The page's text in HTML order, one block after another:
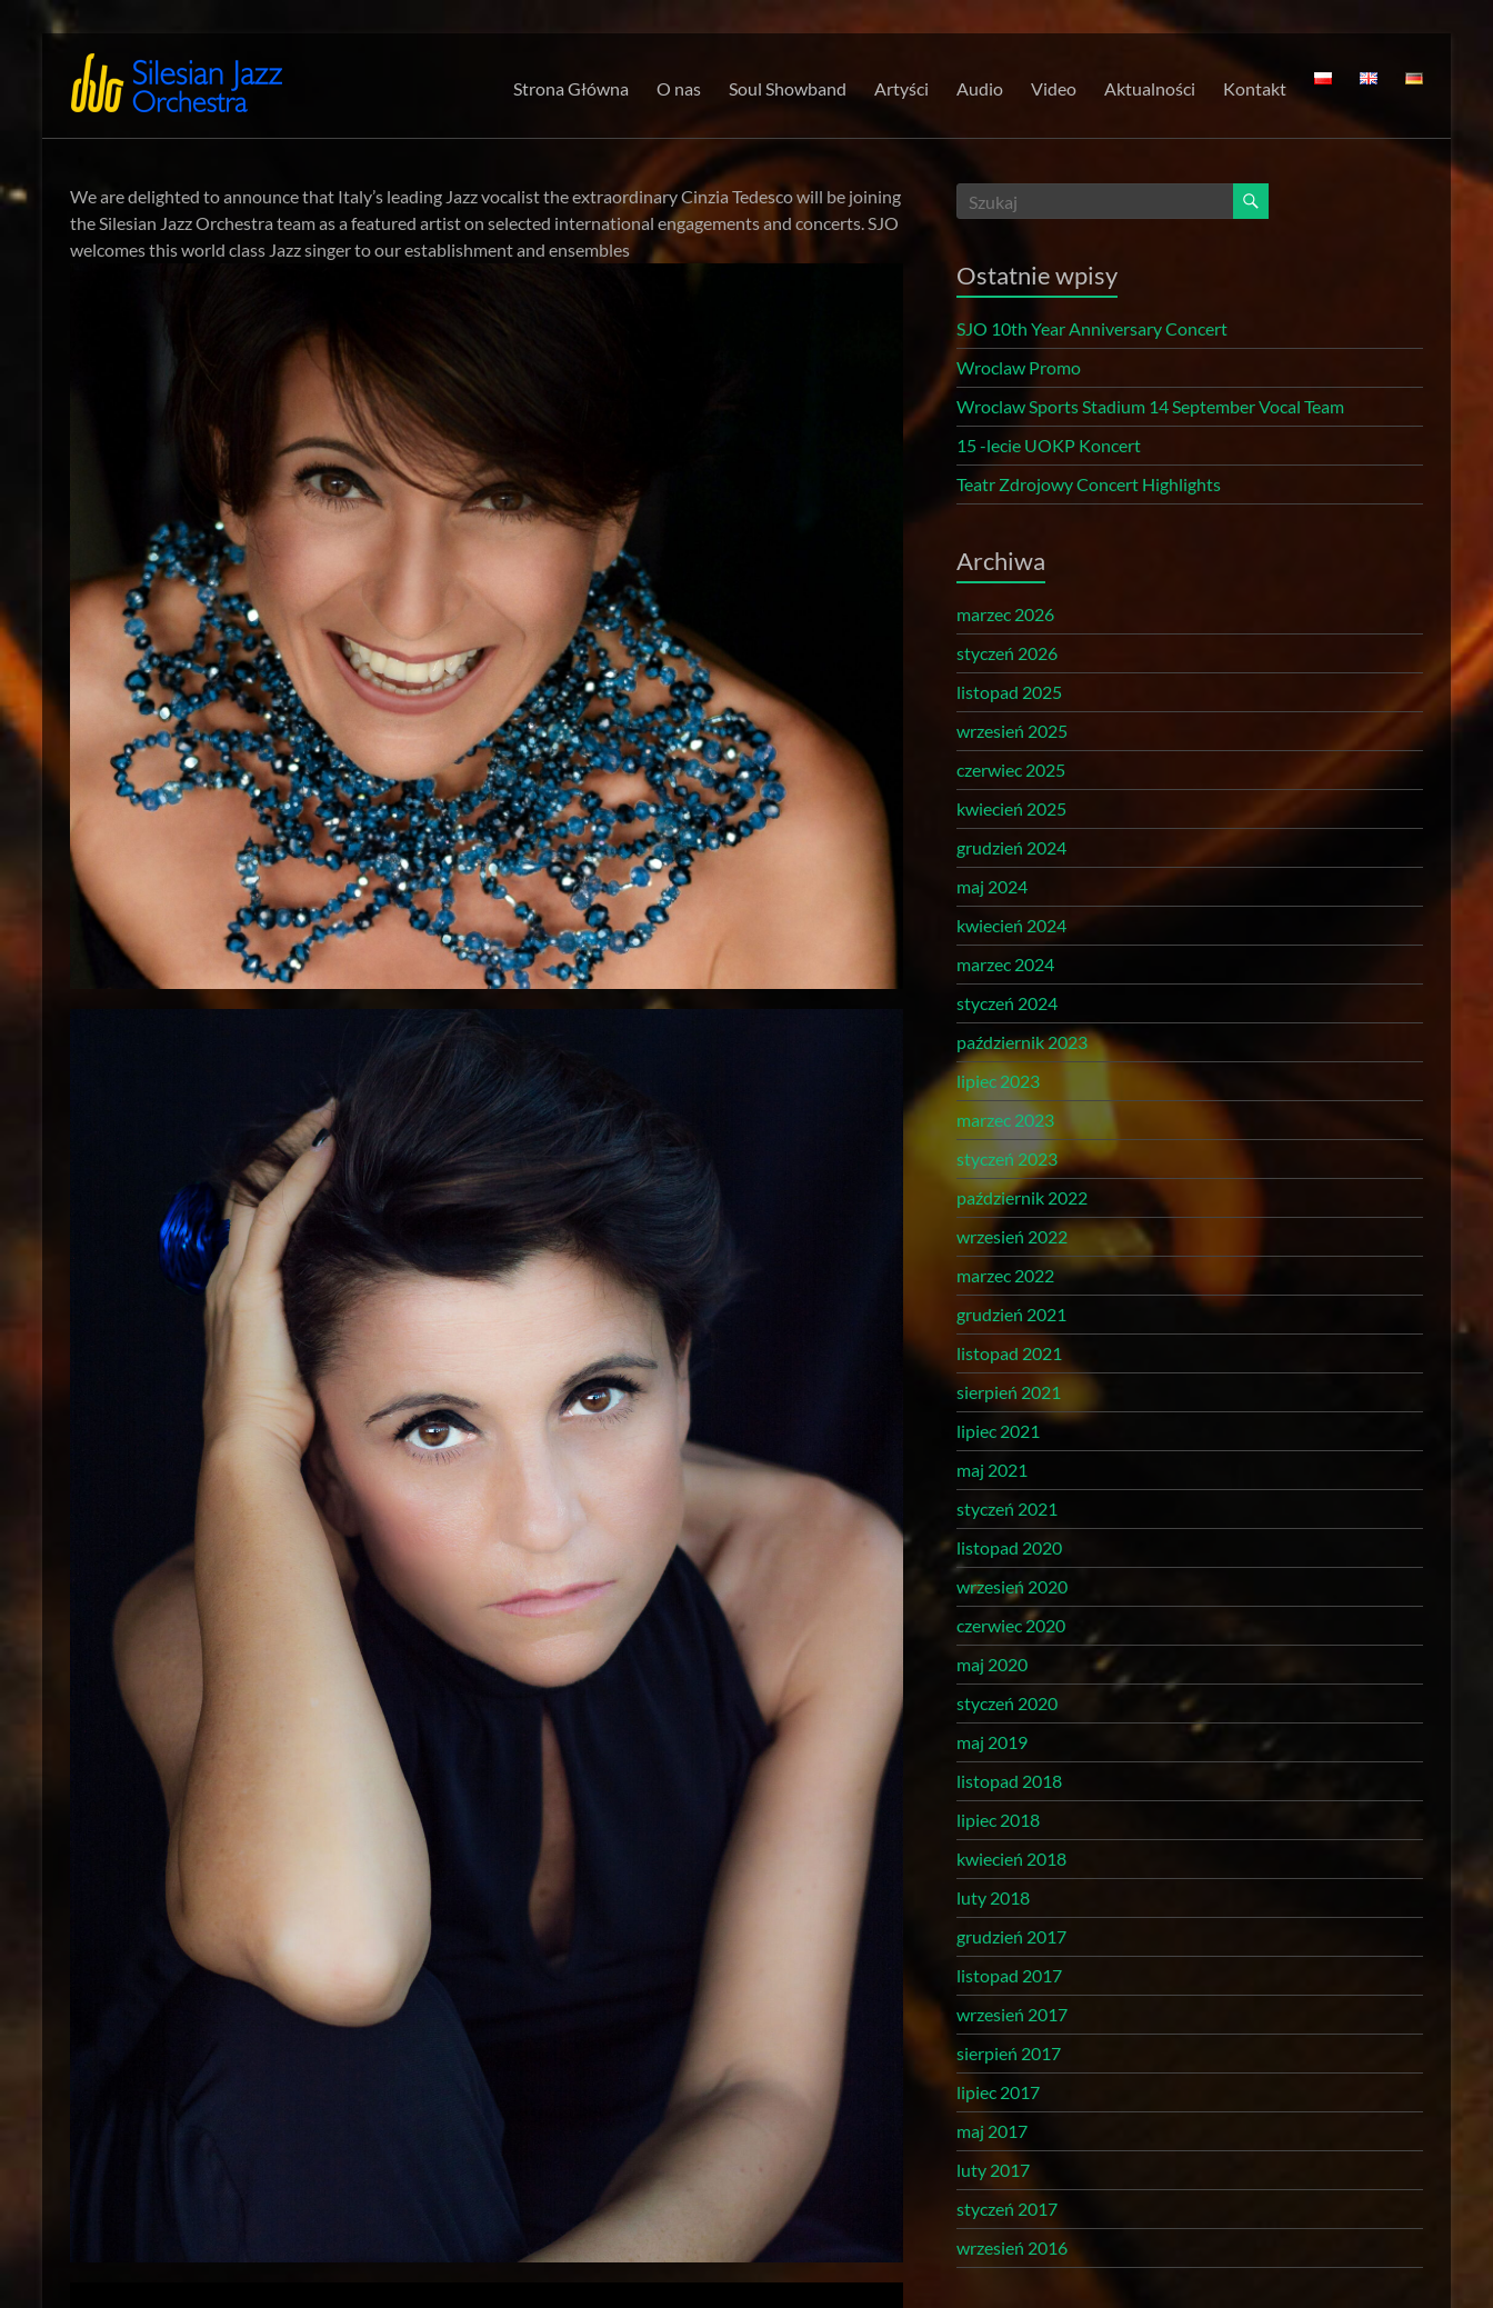
Skip
content
Silesian
Jazz
International
Performing
Strona Główna O nas Soul Showband Artyści Audio Video Aktualności Kontakt
We are delighted to announce that Italy’s leading Jazz vocalist the extraordinary Cinzia Tedesco will be joining
the Silesian Jazz Orchestra team as a featured artist on selected international engagements and concerts. SJO
welcomes this world class Jazz singer to our establishment and ensembles
Ostatnie wpisy
SJO 10th Year Anniversary Concert
Wroclaw Promo
Wroclaw Sports Stadium 14 September Vocal Team
15 -lecie UOKP Koncert
Teatr Zdrojowy Concert Highlights
Archiwa
marzec 2026
styczeń 2026
listopad 2025
wrzesień 2025
czerwiec 2025
kwiecień 2025
grudzień 2024
maj 2024
kwiecień 2024
marzec 2024
styczeń 2024
październik 2023
lipiec 2023
marzec 2023
styczeń 2023
październik 2022
wrzesień 2022
marzec 2022
grudzień 2021
listopad 2021
sierpień 2021
lipiec 2021
maj 2021
styczeń 2021
listopad 2020
wrzesień 2020
czerwiec 2020
maj 2020
styczeń 2020
maj 2019
listopad 2018
lipiec 2018
kwiecień 2018
luty 2018
grudzień 2017
listopad 2017
wrzesień 2017
sierpień 2017
lipiec 2017
maj 2017
luty 2017
styczeń 2017
wrzesień 2016